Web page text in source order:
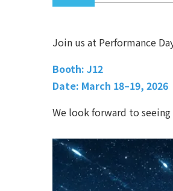
Join us at Performance
Booth: J12
Date: March 18–19, 2026
We look forward to